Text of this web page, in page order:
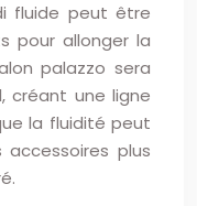
fluide peut être
pour allonger la
palazzo sera
créant une ligne
la fluidité peut
plus